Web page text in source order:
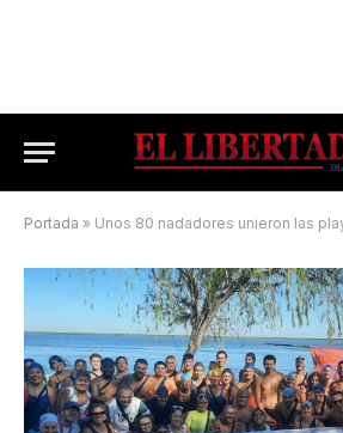
Portada » Unos 80 nadadores unieron las playas Molina Punta-